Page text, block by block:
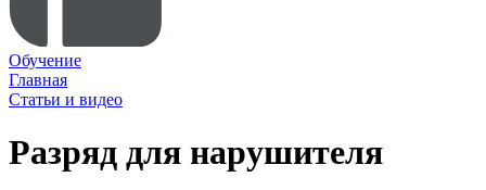
Обучение
Главная
Статьи и видео
Разряд для нарушителя